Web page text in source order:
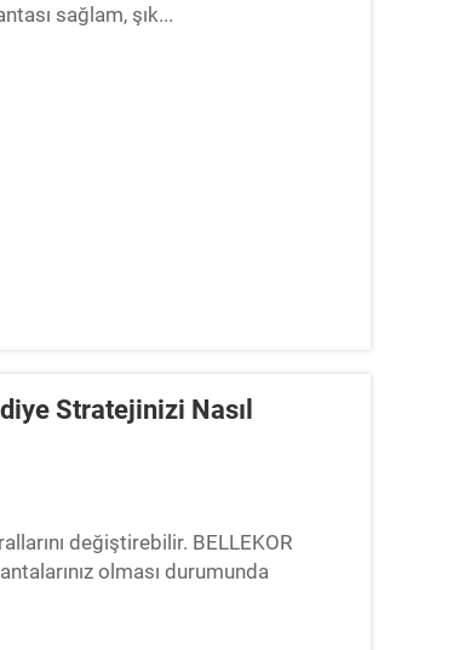
sağlam, şık...
Stratejinizi Nasıl
değiştirebilir. BELLEKOR
olması durumunda
tanıtımı whether...